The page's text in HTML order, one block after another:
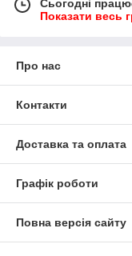
Сьогодні
Показати весь
Про нас
Контакти
Доставка та оплата
Графік роботи
Повна версія сайту